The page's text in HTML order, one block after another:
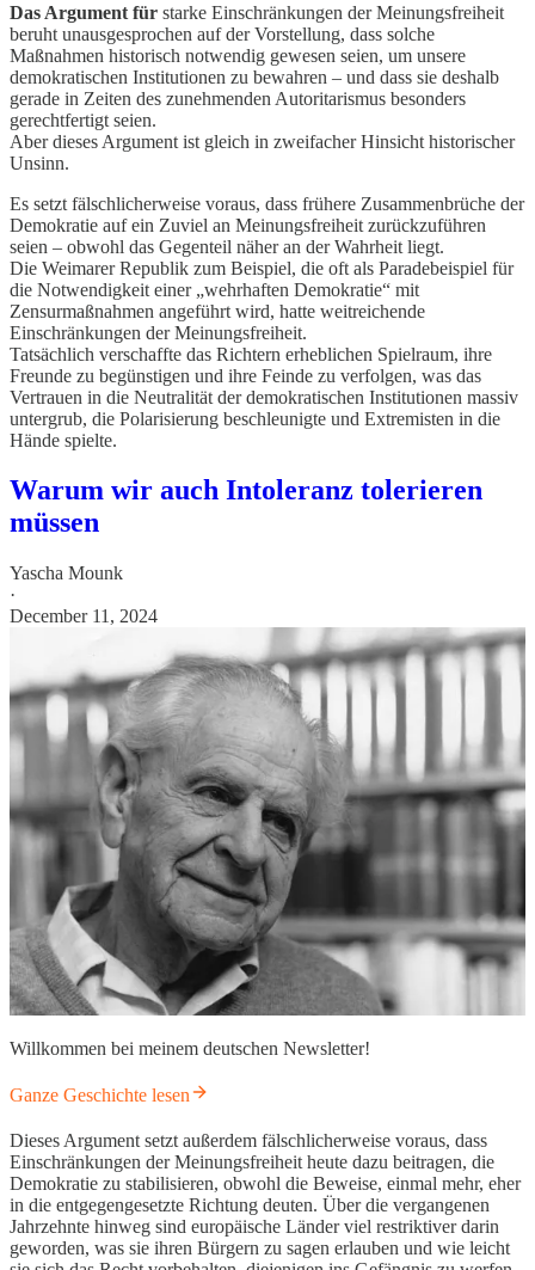
Das Argument für starke Einschränkungen der Meinungsfreiheit
beruht unausgesprochen auf der Vorstellung, dass solche
Maßnahmen historisch notwendig gewesen seien, um unsere
demokratischen Institutionen zu bewahren – und dass sie deshalb
gerade in Zeiten des zunehmenden Autoritarismus besonders
gerechtfertigt seien.
Aber dieses Argument ist gleich in zweifacher Hinsicht historischer
Unsinn.
Es setzt fälschlicherweise voraus, dass frühere Zusammenbrüche der
Demokratie auf ein Zuviel an Meinungsfreiheit zurückzuführen
seien – obwohl das Gegenteil näher an der Wahrheit liegt.
Die Weimarer Republik zum Beispiel, die oft als Paradebeispiel für
die Notwendigkeit einer „wehrhaften Demokratie“ mit
Zensurmaßnahmen angeführt wird, hatte weitreichende
Einschränkungen der Meinungsfreiheit.
Tatsächlich verschaffte das Richtern erheblichen Spielraum, ihre
Freunde zu begünstigen und ihre Feinde zu verfolgen, was das
Vertrauen in die Neutralität der demokratischen Institutionen massiv
untergrub, die Polarisierung beschleunigte und Extremisten in die
Hände spielte.
Warum wir auch Intoleranz tolerieren
müssen
Yascha Mounk
·
December 11, 2024
Willkommen bei meinem deutschen Newsletter!
Ganze Geschichte lesen
Dieses Argument setzt außerdem fälschlicherweise voraus, dass
Einschränkungen der Meinungsfreiheit heute dazu beitragen, die
Demokratie zu stabilisieren, obwohl die Beweise, einmal mehr, eher
in die entgegengesetzte Richtung deuten. Über die vergangenen
Jahrzehnte hinweg sind europäische Länder viel restriktiver darin
geworden, was sie ihren Bürgern zu sagen erlauben und wie leicht